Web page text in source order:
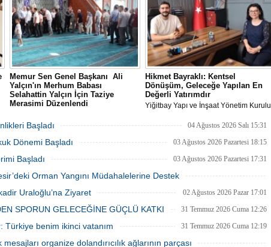
Memur Sen Genel Başkanı Ali
Yalçın'ın Merhum Babası
Selahattin Yalçın İçin Taziye
Merasimi Düzenlendi
rahmet-i Rahman'a kavuşan kıymetli
babası Selahattin Yalçın için, Eğitim-Bir-
Sen İstanbul Şubelerinin
günü Sultanbeyli Abdurrahmangazi
Hikmet Bayraklı: Kentsel
Dönüşüm, Geleceğe Yapılan En
Değerli Yatırımdır
Yiğitbay Yapı ve İnşaat Yönetim Kurulu
Bayraklı, emlak ve gayrimenkul
ağırladı
Başladı 04 Ağustos 2026 Salı 15:31
Dönemi Başladı 03 Ağustos 2026 Pazartesi 18:15
Başladı 03 Ağustos 2026 Pazartesi 17:31
Orman Yangını Müdahalelerine Destek
03 Ağustos 2026 Pazartesi 11:55
Uraloğlu’na Ziyaret 02 Ağustos 2026 Pazar 17:01
SPORUN GELECEĞİNE GÜÇLÜ KATKI 31 Temmuz 2026 Cuma 12:26
Türkiye benim ikinci vatanım 31 Temmuz 2026 Cuma 12:19
organize dolandırıcılık ağlarının parçası